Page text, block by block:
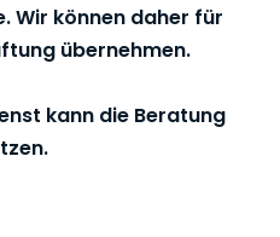
Wir können daher für
übernehmen.
kann die Beratung